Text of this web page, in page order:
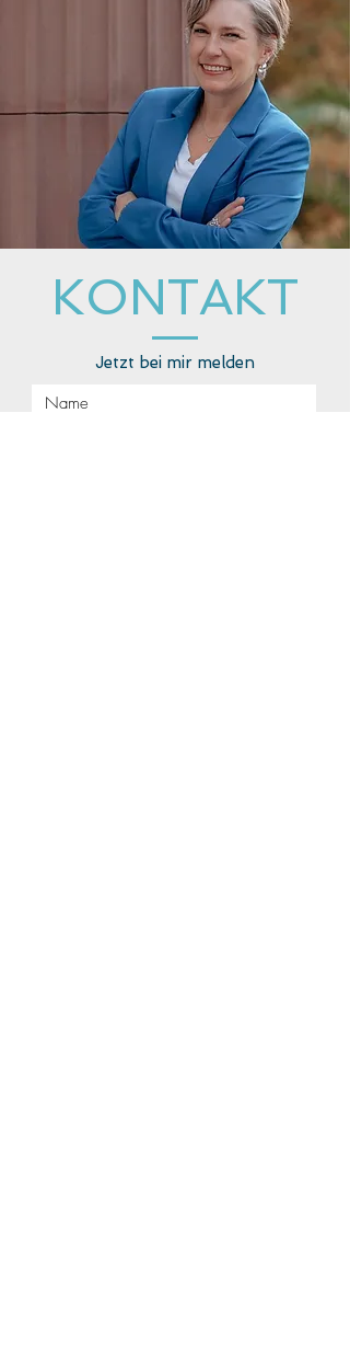
KONTAKT
Jetzt bei mir melden